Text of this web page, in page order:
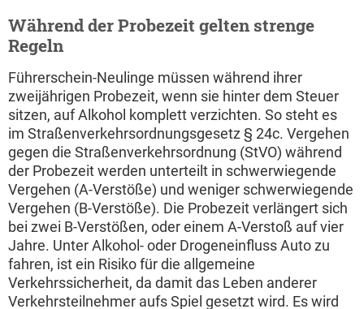
Während der Probezeit gelten strenge
Regeln
Führerschein-Neulinge müssen während ihrer
zweijährigen Probezeit, wenn sie hinter dem Steuer
sitzen, auf Alkohol komplett verzichten. So steht es
im Straßenverkehrsordnungsgesetz § 24c. Vergehen
gegen die Straßenverkehrsordnung (StVO) während
der Probezeit werden unterteilt in schwerwiegende
Vergehen (A-Verstöße) und weniger schwerwiegende
Vergehen (B-Verstöße). Die Probezeit verlängert sich
bei zwei B-Verstößen, oder einem A-Verstoß auf vier
Jahre. Unter Alkohol- oder Drogeneinfluss Auto zu
fahren, ist ein Risiko für die allgemeine
Verkehrssicherheit, da damit das Leben anderer
Verkehrsteilnehmer aufs Spiel gesetzt wird. Es wird